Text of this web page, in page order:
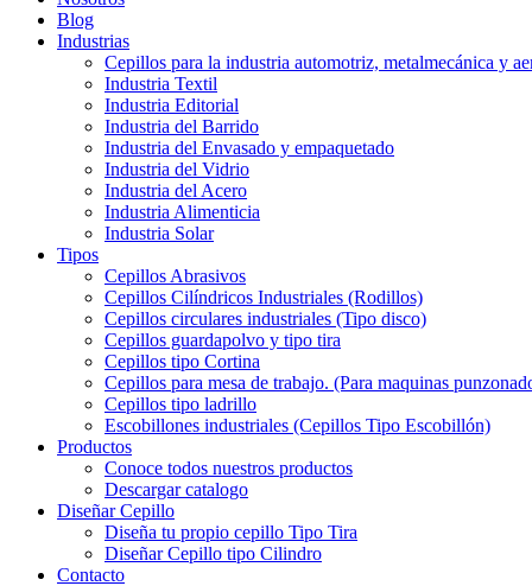
Blog
Industrias
Cepillos para la industria automotriz, metalmecánica y
Industria Textil
Industria Editorial
Industria del Barrido
Industria del Envasado y empaquetado
Industria del Vidrio
Industria del Acero
Industria Alimenticia
Industria Solar
Tipos
Cepillos Abrasivos
Cepillos Cilíndricos Industriales (Rodillos)
Cepillos circulares industriales (Tipo disco)
Cepillos guardapolvo y tipo tira
Cepillos tipo Cortina
Cepillos para mesa de trabajo. (Para maquinas
Cepillos tipo ladrillo
Escobillones industriales (Cepillos Tipo Escobillón)
Productos
Conoce todos nuestros productos
Descargar catalogo
Diseñar Cepillo
Diseña tu propio cepillo Tipo Tira
Diseñar Cepillo tipo Cilindro
Contacto